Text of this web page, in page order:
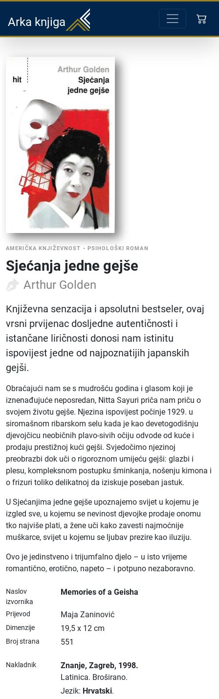
Arka knjiga
AMERIČKA KNJIŽEVNOST • PSIHOLOŠKI ROMAN
Sjećanja jedne gejše
Arthur Golden
Književna senzacija i apsolutni bestseler, ovaj
vrsni prvijenac dosljedne autentičnosti i
istančane liričnosti donosi nam istinitu
ispovijest jedne od najpoznatijih japanskih
gejši.
Obraćajući nam se s mudrošću godina i glasom koji je
iznenađujuće neposredan, Nitta Sayuri priča nam priču o
svojem životu gejše. Njezina ispovijest počinje 1929. u
siromašnom ribarskom selu kada je kao devetogodišnju
djevojčicu neobičnih plavo-sivih očiju odvode od kuće i
prodaju prestižnoj kući gejši. Svjedočimo njezinoj
preobrazbi dok uči o rigoroznom umijeću gejši: glazbi i
plesu, kompleksnom postupku šminkanja, nošenju kimona i
o frizuri toliko delikatnoj da iziskuje poseban jastuk.
U Sjećanjima jedne gejše upoznajemo svijet u kojemu je
izgled sve, u kojemu se nevinost djevojke prodaje onomu
tko najviše plati, a žene uči kako zavesti najmoćnije
muškarce, svijet u kojemu se ljubav prezire kao iluziju.
Ovo je jedinstveno i trijumfalno djelo – u isto vrijeme
romantično, erotično, napeto – i potpuno nezaboravno.
Naslov
izvornika
Memories of a Geisha
Prijevod Maja Zaninović
Dimenzije 19,5 x 12 cm
Broj strana 551
Nakladnik Znanje, Zagreb, 1998.
Latinica. Broširano.
Jezik: Hrvatski.